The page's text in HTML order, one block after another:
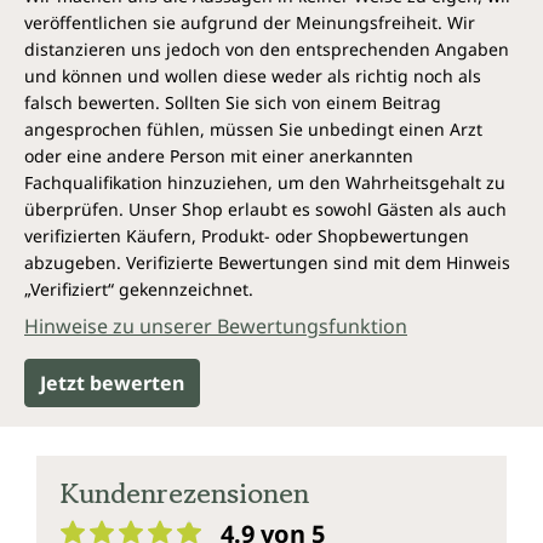
Im CS-4-Extrakt sind die wirksamen Bestandteile
hochkonzentriert und die unwirksamen Bestandteile
wie Wasser und Ballaststoffe entfernt.
Eine der teuersten Delikatessen der
Welt
Der Cordyceps, auch bekannt als Chinesischer bzw.
Tibetischer Raupenpilz, ist ein Schlauchpilz. Er
kommt fast ausschließlich in den Höhenlagen Tibets
vor und kann nicht angebaut werden. Da Cordyceps-
Pilze so selten sind und ihre Ernte in den Tibetischen
Hochebenen aufwendig ist, gehören sie zu den
teuersten Delikatessen der Welt. Der Cordyceps ist
besonders in China ein beliebter Speisepilz, wird aber
auch seit mehr als 600 Jahren als traditioneller
Seinen Namen verdankt der Pilz seinem äußeren,
veröffentlichen sie aufgrund der Meinungsfreiheit. Wir
distanzieren uns jedoch von den entsprechenden Angaben
und können und wollen diese weder als richtig noch als
falsch bewerten. Sollten Sie sich von einem Beitrag
angesprochen fühlen, müssen Sie unbedingt einen Arzt
oder eine andere Person mit einer anerkannten
Fachqualifikation hinzuziehen, um den Wahrheitsgehalt zu
überprüfen. Unser Shop erlaubt es sowohl Gästen als auch
verifizierten Käufern, Produkt- oder Shopbewertungen
abzugeben. Verifizierte Bewertungen sind mit dem Hinweis
„Verifiziert“ gekennzeichnet.
Hinweise zu unserer Bewertungsfunktion
Jetzt bewerten
Kundenrezensionen
4.9 von 5